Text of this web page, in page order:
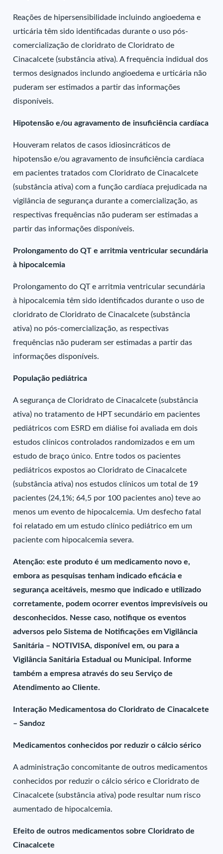
Reações de hipersensibilidade incluindo angioedema e
urticária têm sido identificadas durante o uso pós-
comercialização de cloridrato de Cloridrato de
Cinacalcete (substância ativa). A frequência indidual dos
termos designados inclundo angioedema e urticária não
puderam ser estimados a partir das informações
disponíveis.
Hipotensão e/ou agravamento de insuficiência cardíaca
Houveram relatos de casos idiosincráticos de
hipotensão e/ou agravamento de insuficiência cardíaca
em pacientes tratados com Cloridrato de Cinacalcete
(substância ativa) com a função cardíaca prejudicada na
vigilância de segurança durante a comercialização, as
respectivas frequências não puderam ser estimadas a
partir das informações disponíveis.
Prolongamento do QT e arritmia ventricular secundária
à hipocalcemia
Prolongamento do QT e arritmia ventricular secundária
à hipocalcemia têm sido identificados durante o uso de
cloridrato de Cloridrato de Cinacalcete (substância
ativa) no pós-comercialização, as respectivas
frequências não puderam ser estimadas a partir das
informações disponíveis.
População pediátrica
A segurança de Cloridrato de Cinacalcete (substância
ativa) no tratamento de HPT secundário em pacientes
pediátricos com ESRD em diálise foi avaliada em dois
estudos clínicos controlados randomizados e em um
estudo de braço único. Entre todos os pacientes
pediátricos expostos ao Cloridrato de Cinacalcete
(substância ativa) nos estudos clínicos um total de 19
pacientes (24,1%; 64,5 por 100 pacientes ano) teve ao
menos um evento de hipocalcemia. Um desfecho fatal
foi relatado em um estudo clínico pediátrico em um
paciente com hipocalcemia severa.
Atenção: este produto é um medicamento novo e,
embora as pesquisas tenham indicado eficácia e
segurança aceitáveis, mesmo que indicado e utilizado
corretamente, podem ocorrer eventos imprevisíveis ou
desconhecidos. Nesse caso, notifique os eventos
adversos pelo Sistema de Notificações em Vigilância
Sanitária – NOTIVISA, disponível em, ou para a
Vigilância Sanitária Estadual ou Municipal. Informe
também a empresa através do seu Serviço de
Atendimento ao Cliente.
Interação Medicamentosa do Cloridrato de Cinacalcete
– Sandoz
Medicamentos conhecidos por reduzir o cálcio sérico
A administração concomitante de outros medicamentos
conhecidos por reduzir o cálcio sérico e Cloridrato de
Cinacalcete (substância ativa) pode resultar num risco
aumentado de hipocalcemia.
Efeito de outros medicamentos sobre Cloridrato de
Cinacalcete